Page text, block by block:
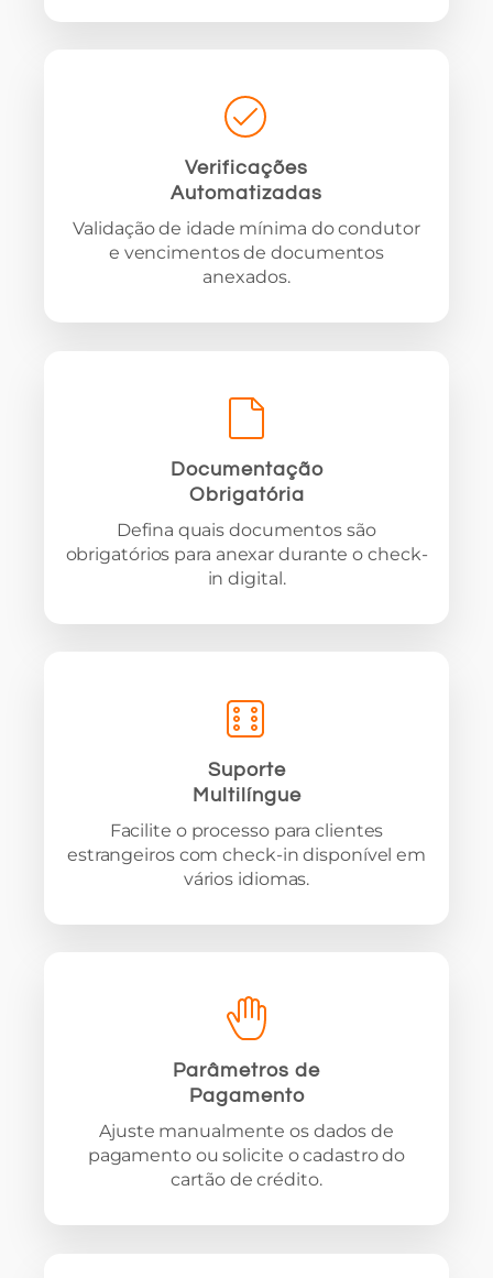
Verificações
Automatizadas
Validação de idade mínima do condutor
e vencimentos de documentos
anexados.
Documentação
Obrigatória
Defina quais documentos são
obrigatórios para anexar durante o check-
in digital.
Suporte
Multilíngue
Facilite o processo para clientes
estrangeiros com check-in disponível em
vários idiomas.
Parâmetros de
Pagamento
Ajuste manualmente os dados de
pagamento ou solicite o cadastro do
cartão de crédito.